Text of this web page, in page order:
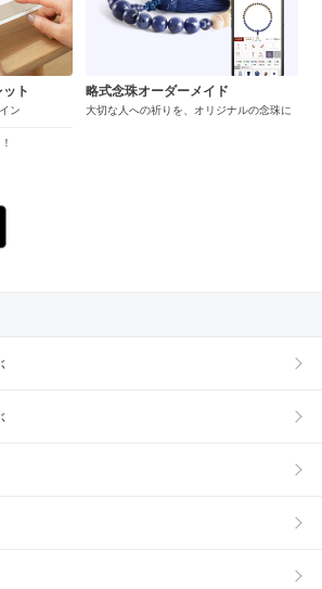
ト
ン
略式念珠オーダーメイド
大切な人への祈りを、オリジナルの念珠に